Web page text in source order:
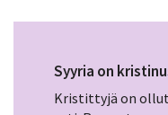
Syyria on
Kristittyjä on ollut